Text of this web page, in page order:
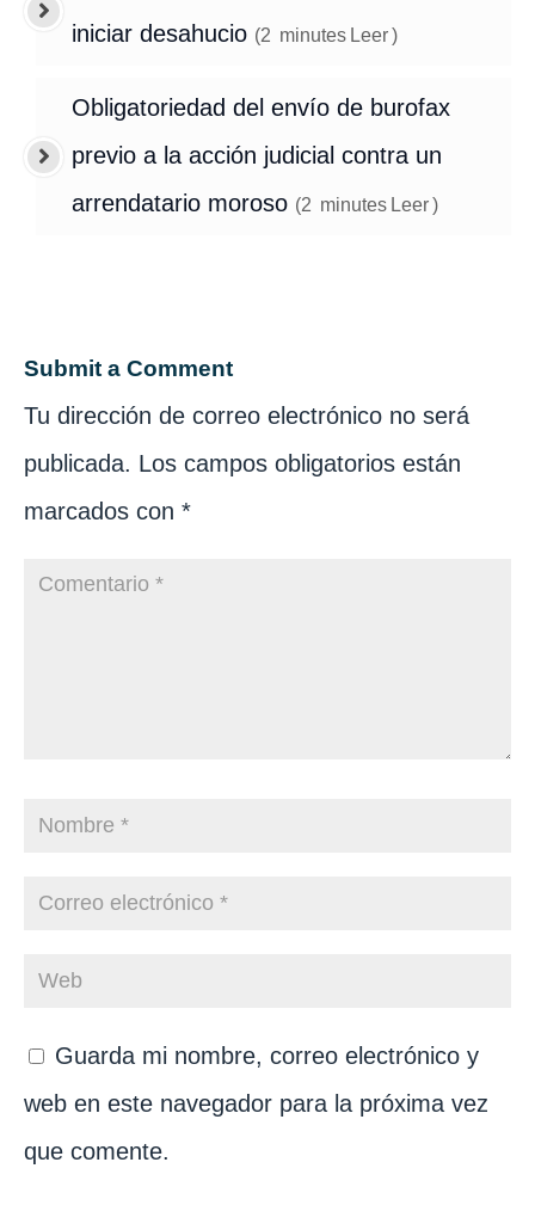
iniciar desahucio (2 minutes Leer)
Obligatoriedad del envío de burofax
previo a la acción judicial contra un
arrendatario moroso (2 minutes Leer)
Submit a Comment
Tu dirección de correo electrónico no será
publicada. Los campos obligatorios están
marcados con *
Guarda mi nombre, correo electrónico y
web en este navegador para la próxima vez
que comente.